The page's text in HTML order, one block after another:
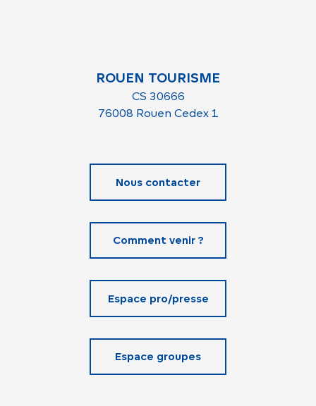
ROUEN TOURISME
CS 30666
76008 Rouen Cedex 1
Nous contacter
Comment venir ?
Espace pro/presse
Espace groupes